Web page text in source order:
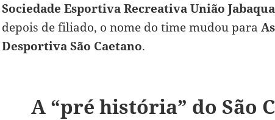
Sociedade Esportiva Recreativa União
depois de filiado, o nome do time mudou para
Desportiva São Caetano.
A “pré história” do São